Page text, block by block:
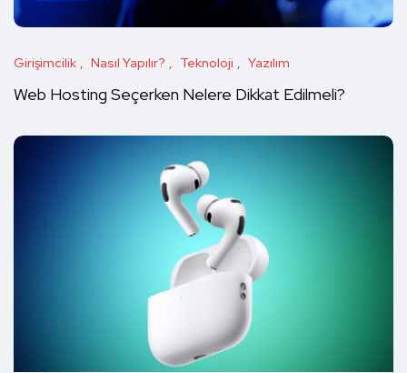
Girişimcilik Nasıl Yapılır? Teknoloji Yazılım
Web Hosting Seçerken Nelere Dikkat Edilmeli?